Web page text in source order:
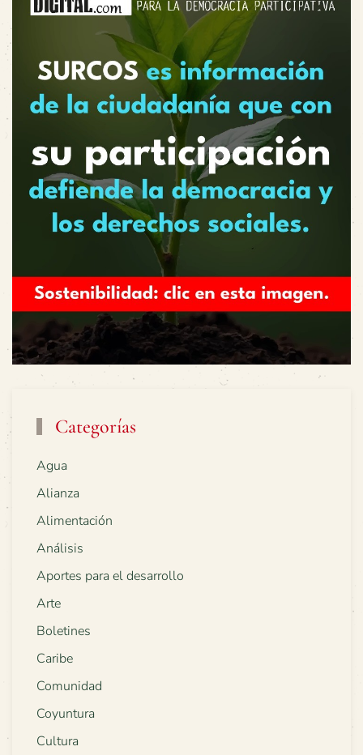
Categorías
Agua
Alianza
Alimentación
Análisis
Aportes para el desarrollo
Arte
Boletines
Caribe
Comunidad
Coyuntura
Cultura